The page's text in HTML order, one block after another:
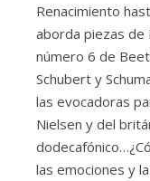
Renacimiento
aborda piezas de
número 6 de
Schubert y
las evocadoras
Nielsen y del
las emociones y